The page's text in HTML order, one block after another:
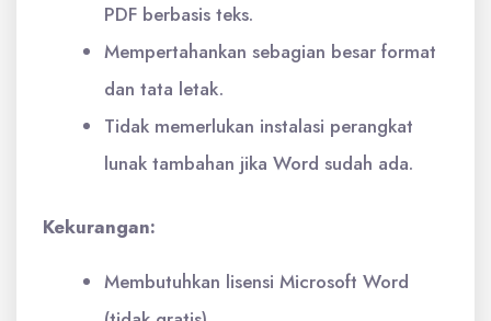
PDF berbasis teks.
Mempertahankan sebagian besar format
dan tata letak.
Tidak memerlukan instalasi perangkat
lunak tambahan jika Word sudah ada.
Kekurangan:
Membutuhkan lisensi Microsoft Word